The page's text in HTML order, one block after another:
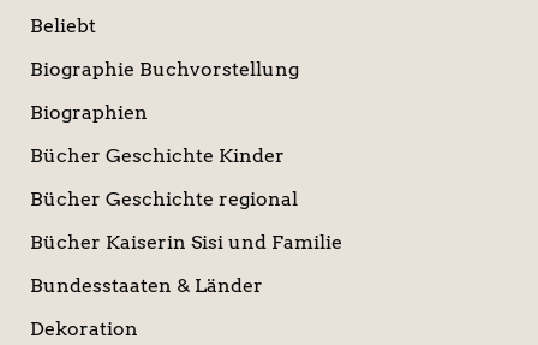
Beliebt
Biographie Buchvorstellung
Biographien
Bücher Geschichte Kinder
Bücher Geschichte regional
Bücher Kaiserin Sisi und Familie
Bundesstaaten & Länder
Dekoration